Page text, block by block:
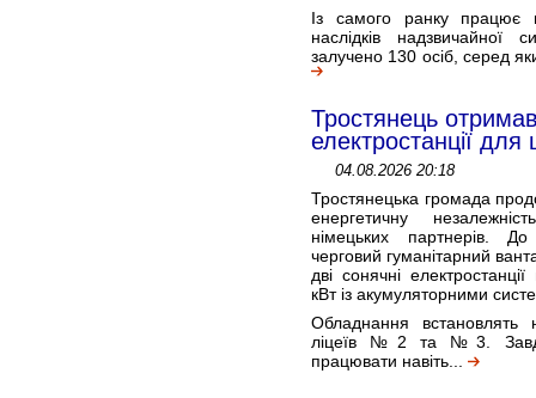
Із самого ранку працює
наслідків надзвичайної
залучено 130 осіб, серед
Тростянець
електростанції для
04.08.2026 20:18
Тростянецька громада
енергетичну
німецьких партнерів.
черговий гуманітарний
дві сонячні
кВт із акумуляторними
Обладнання встановлять
ліцеїв №2 та №3.
працювати навіть...